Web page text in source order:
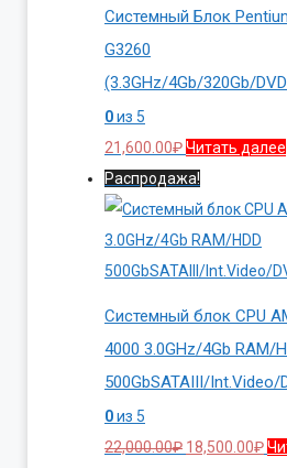
Системный Блок
G3260
(3.3GHz/4Gb/320Gb/
0из 5
21,600.00₽Читать далее
Распродажа!
Системный блок CPU
4000 3.0GHz/4Gb RAM/
500GbSATAIII/Int.Video/
0из 5
22,000.00₽ 18,500.00₽